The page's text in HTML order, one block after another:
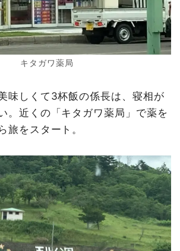
キタガワ薬局
味しくて3杯飯の係長は、寝相が
。近くの「キタガワ薬局」で薬を
旅をスタート。